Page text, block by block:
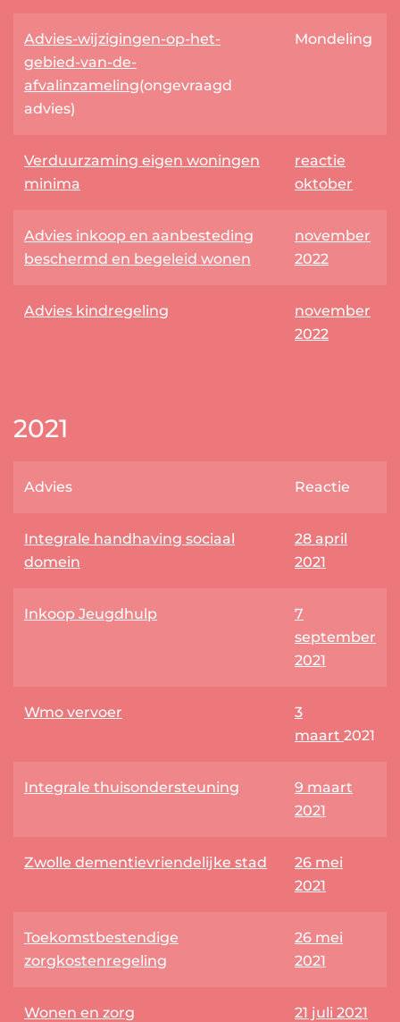
Advies-wijzigingen-op-het-
gebied-van-de-
afvalinzameling(ongevraagd
advies)
Mondeling
Verduurzaming eigen woningen
minima
reactie
oktober
Advies inkoop en aanbesteding
beschermd en begeleid wonen
november
2022
Advies kindregeling
november
2022
2021
Advies Reactie
Integrale handhaving sociaal
domein
28 april
2021
Inkoop Jeugdhulp
7
september
2021
Wmo vervoer
3
maart 2021
Integrale thuisondersteuning
9 maart
2021
Zwolle dementievriendelijke stad
26 mei
2021
Toekomstbestendige
zorgkostenregeling
26 mei
2021
Wonen en zorg 21 juli 2021